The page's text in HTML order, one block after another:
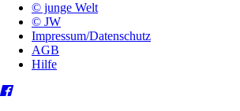
© junge Welt
© JW
Impressum/Datenschutz
AGB
Hilfe